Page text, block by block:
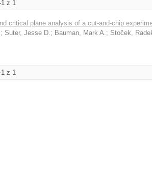
z 1
critical plane analysis of a cut-and-chip
; Suter, Jesse D.; Bauman, Mark A.; Stoček,
z 1